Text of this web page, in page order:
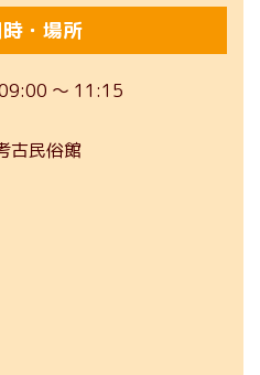
・場所
～ 11:15
古民俗館